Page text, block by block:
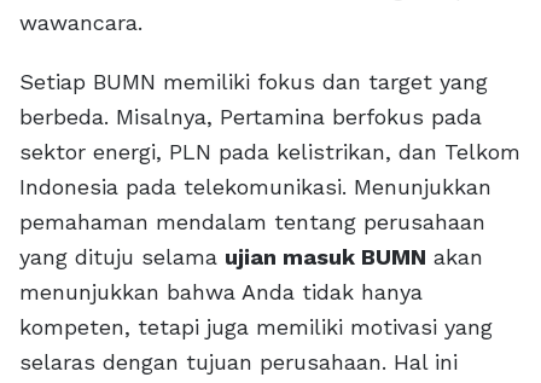
wawancara.
Setiap BUMN memiliki fokus dan target yang
berbeda. Misalnya, Pertamina berfokus pada
sektor energi, PLN pada kelistrikan, dan Telkom
Indonesia pada telekomunikasi. Menunjukkan
pemahaman mendalam tentang perusahaan
yang dituju selama ujian masuk BUMN akan
menunjukkan bahwa Anda tidak hanya
kompeten, tetapi juga memiliki motivasi yang
selaras dengan tujuan perusahaan. Hal ini